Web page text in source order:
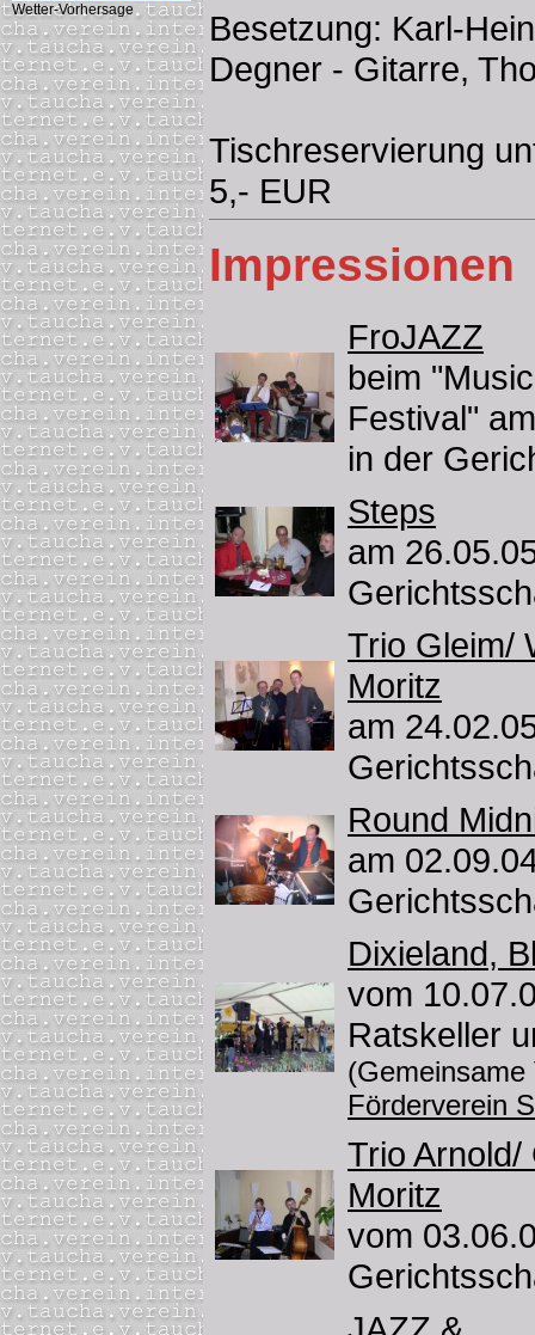
Wetter-Vorhersage
Besetzung: Karl-
Degner - Gitarre,
Tischreservierung
5,- EUR
Impressionen
FroJAZZ
beim
Festival"
in der
Steps
am
Trio Gleim/
Moritz
am
Round
am
Dixieland,
vom
Ratskeller
Förderverein
Trio Arnold/
Moritz
vom